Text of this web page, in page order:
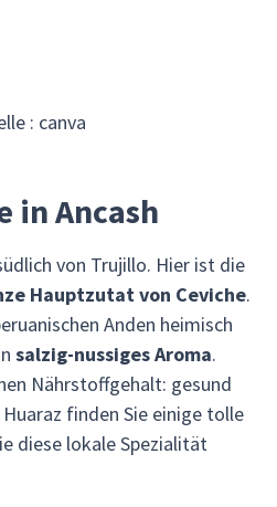
: canva
in Ancash
von Trujillo. Hier ist die
Hauptzutat von Ceviche.
Anden heimisch
salzig-nussiges Aroma.
Nährstoffgehalt: gesund
finden Sie einige tolle
diese lokale Spezialität